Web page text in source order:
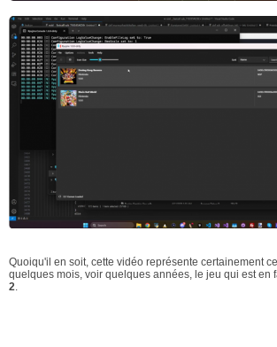
Quoiqu'il en soit, cette vidéo représente certainement
quelques mois, voir quelques années, le jeu qui est en
2